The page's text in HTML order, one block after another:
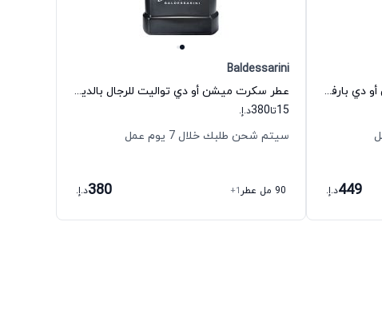
عطر بولغاري مان جليسيال إسنس أو دي بارفيوم للرجال بولغاري
449د.إ.
Baldessarini
عطر سكرت ميشن أو دي تواليت للرجال بالديساريني
15تا380د.إ.
سيتم شحن طلبك خلال 7 يوم عمل
90 مل عطر +1
380د.إ.